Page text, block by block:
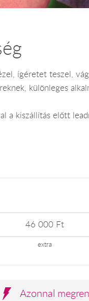
ígéretet teszel,
különleges
a kiszállítás előtt
46 000 Ft
extra
Azonnal